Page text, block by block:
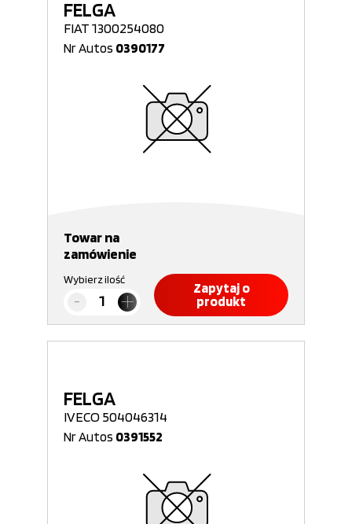
FELGA
FIAT 1300254080
Nr Autos 0390177
Towar na
zamówienie
Wybierz ilość
Zapytaj o
produkt
FELGA
IVECO 504046314
Nr Autos 0391552